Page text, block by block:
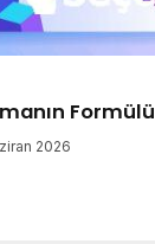
Formülü
2026